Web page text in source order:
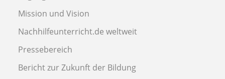
Mission und Vision
Nachhilfeunterricht.de weltweit
Pressebereich
Bericht zur Zukunft der Bildung